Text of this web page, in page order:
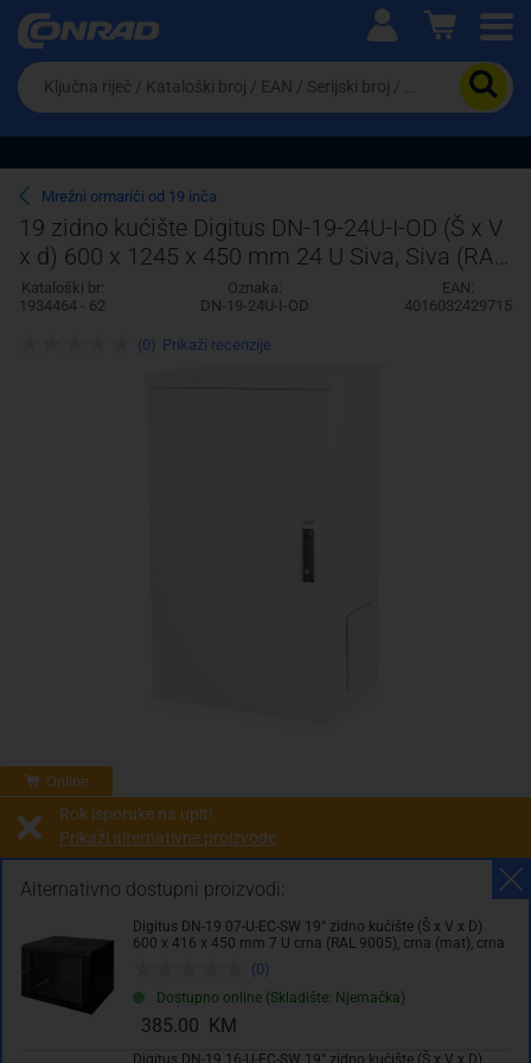
Ova postavka prilagođava asortiman proizvoda i
cijene vašim potrebama.
Pravno lice
Da
biste
potražili
proizvod,
unesite
ključnu
riječ,
kataloški
broj,
EAN
ili
Mrežni ormarići od 19 inča
19 zidno kućište Digitus DN-19-24U-I-OD (Š x V
x d) 600 x 1245 x 450 mm 24 U Siva, Siva (RAL
7035)
Kataloški br:
1934464 - 62
Oznaka:
DN-19-24U-I-OD
EAN:
4016032429715
Online
Alternativno dostupni proizvodi:
Digitus DN-19 07-U-EC-SW 19" zidno kućište (Š x V x D)
600 x 416 x 450 mm 7 U crna (RAL 9005), crna (mat), crna
(0)
Dostupno online (Skladište: Njemačka)
385.00 KM
Digitus DN-19 16-U-EC-SW 19" zidno kućište (Š x V x D)
Rok isporuke na upit!
Prikaži alternativne proizvode
Prodaja i slanje od: Architektengruppe S71 d.o.o.
Cijena na upit
sa PDV Troškovi dostave
(0) Prikaži recenzije